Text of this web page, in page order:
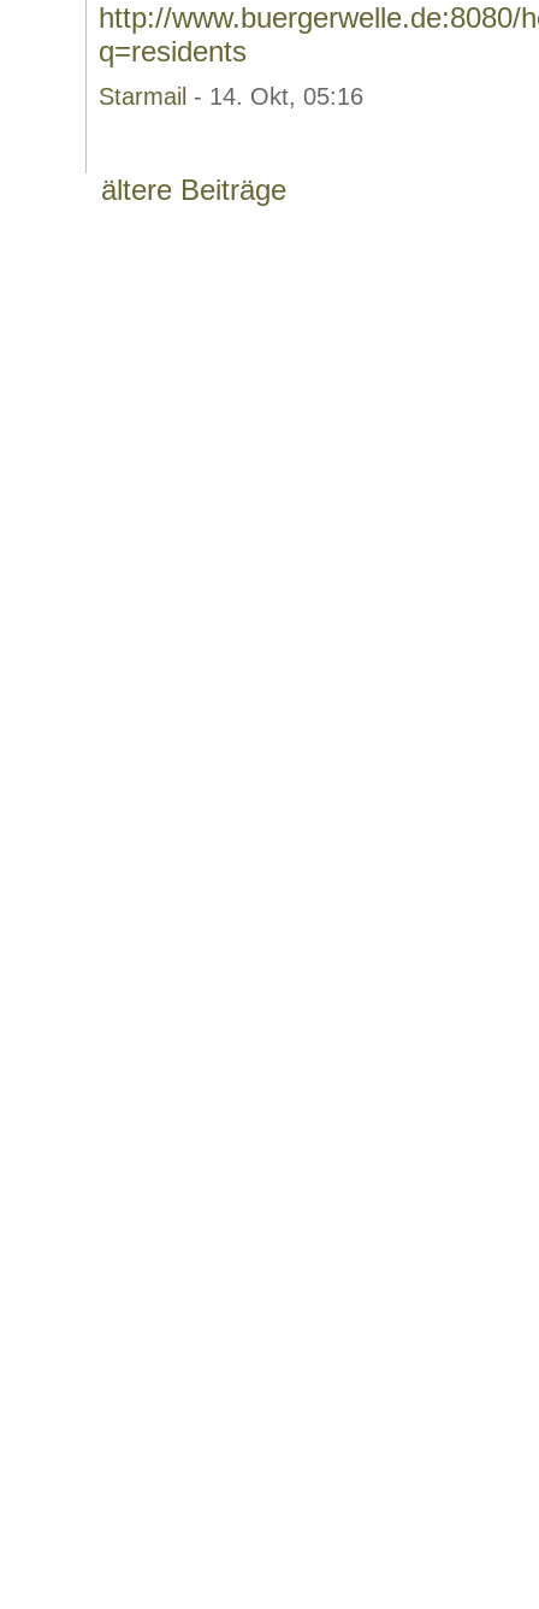
http://www.buergerwelle.de:8080/
q=residents
Starmail - 14. Okt, 05:16
ältere Beiträge